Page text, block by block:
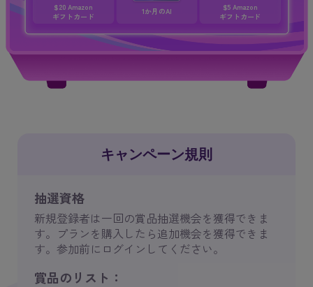
$5 Amazon
ギフトカード
1か月のAI
$20 Amazon
ギフトカード
キャンペーン規則
抽選資格
新規登録者は一回の賞品抽選機会を獲得できま
す。プランを購入したら追加機会を獲得できま
す。参加前にログインしてください。
賞品のリスト：